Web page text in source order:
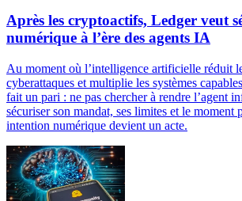
Après les cryptoactifs, Ledger veut
numérique à l’ère des agents IA
Au moment où l’intelligence artificielle réduit
cyberattaques et multiplie les systèmes
fait un pari : ne pas chercher à rendre l’agent
sécuriser son mandat, ses limites et le moment
intention numérique devient un acte.